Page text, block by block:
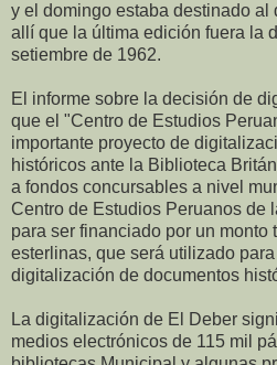
y el domingo estaba destinado
allí que la última edición fuera la
setiembre de 1962.
El informe sobre la decisión de
que el "Centro de Estudios
importante proyecto de
históricos ante la Biblioteca
a fondos concursables a nivel
Centro de Estudios Peruanos de
para ser financiado por un monto
esterlinas, que será utilizado
digitalización de documentos
La digitalización de El Deber
medios electrónicos de 115 mil